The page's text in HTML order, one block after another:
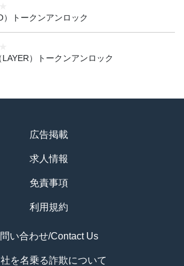
）トークンアンロック
）トークンアンロック
広告掲載
求人情報
免責事項
利用規約
問い合わせ/Contact Us
を名乗る詐欺について